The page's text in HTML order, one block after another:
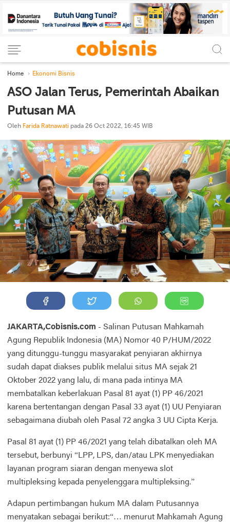
Home Ekonomi Bisnis
ASO Jalan Terus, Pemerintah Abaikan
Putusan MA
Oleh Farida Ratnawati pada 26 Oct 2022, 16:45 WIB
JAKARTA,Cobisnis.com - Salinan Putusan Mahkamah
Agung Republik Indonesia (MA) Nomor 40 P/HUM/2022
yang ditunggu-tunggu masyarakat penyiaran akhirnya
sudah dapat diakses publik melalui situs MA sejak 21
Oktober 2022 yang lalu, di mana pada intinya MA
membatalkan keberlakuan Pasal 81 ayat (1) PP 46/2021
karena bertentangan dengan Pasal 33 ayat (1) UU Penyiaran
sebagaimana diubah oleh Pasal 72 angka 3 UU Cipta Kerja.
Pasal 81 ayat (1) PP 46/2021 yang telah dibatalkan oleh MA
tersebut, berbunyi “LPP, LPS, dan/atau LPK menyediakan
layanan program siaran dengan menyewa slot
multipleksing kepada penyelenggara multipleksing.”
Adapun pertimbangan hukum MA dalam Putusannya
menyatakan sebagai berikut:“… menurut Mahkamah Agung